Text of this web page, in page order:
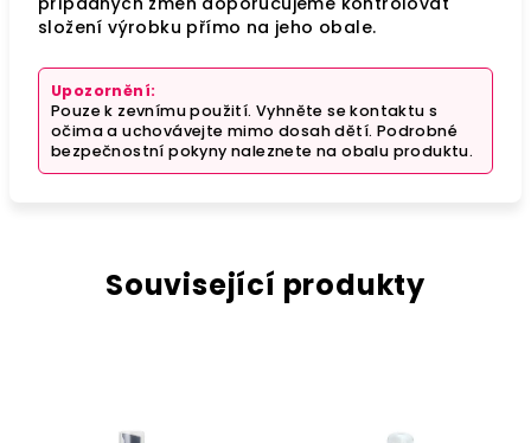
složení výrobku přímo na jeho obale.
Upozornění:
Pouze k zevnímu použití. Vyhněte se kontaktu s
očima a uchovávejte mimo dosah dětí. Podrobné
bezpečnostní pokyny naleznete na obalu produktu.
Související produkty